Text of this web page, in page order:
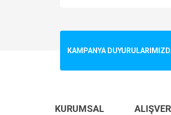
Ürün resmi kalitesiz, bozuk
Bu ürüne benzer farklı
KAMPANYA
KURUMSAL